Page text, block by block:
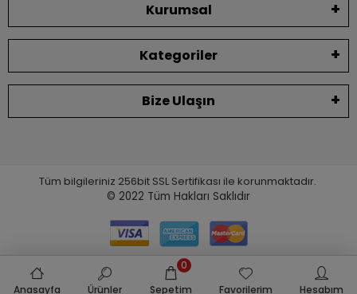
Kurumsal
Kategoriler
Bize Ulaşın
Tüm bilgileriniz 256bit SSL Sertifikası ile korunmaktadır.
© 2022 Tüm Hakları Saklıdır
Anasayfa Ürünler Sepetim
0
Favorilerim
Hesabım